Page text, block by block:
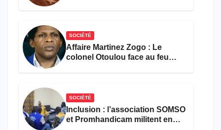
SOCIÉTÉ
Affaire Martinez Zogo : Le
colonel Otoulou face au feu
SOCIÉTÉ
Inclusion : l’association SOMSO
et Promhandicam militent en